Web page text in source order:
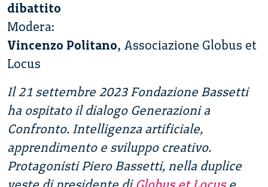
dibattito
Modera:
Vincenzo Politano, Associazione Globus et
Locus
Il 21 settembre 2023 Fondazione Bassetti
ha ospitato il dialogo Generazioni a
Confronto. Intelligenza artificiale,
apprendimento e sviluppo creativo.
Protagonisti Piero Bassetti, nella duplice